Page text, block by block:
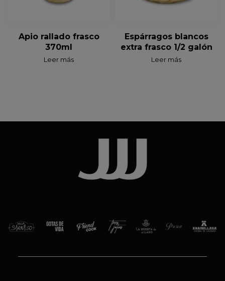
Apio rallado frasco
370ml
Leer más
Espárragos blancos
extra frasco 1/2 galón
Leer más